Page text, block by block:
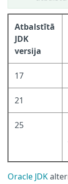
Atbalstītā
JDK
versija
17
21
25
Oracle JDK